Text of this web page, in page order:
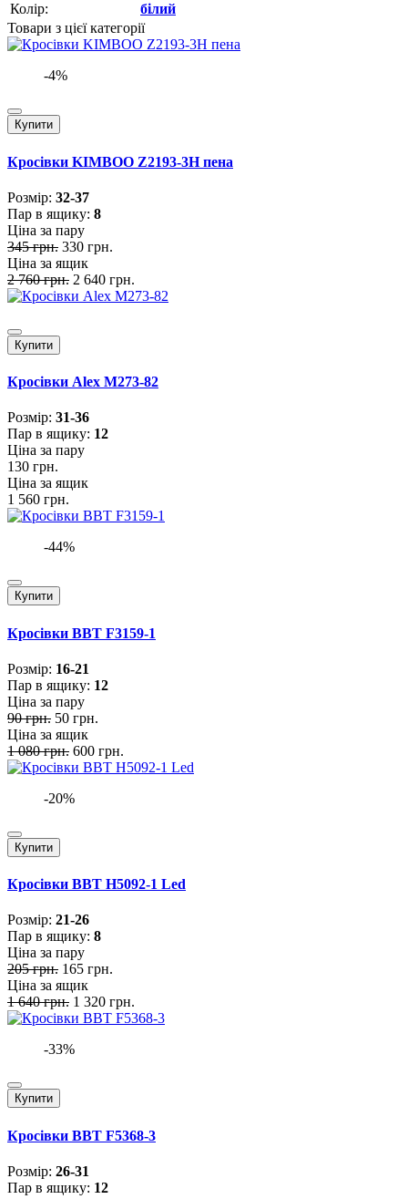
Колір:
білий
Товари з цієї категорії
-4%
Купити
Кросівки KIMBOO Z2193-3H пена
Розмiр: 32-37
Пар в ящику: 8
Ціна за пару
345 грн. 330 грн.
Ціна за ящик
2 760 грн. 2 640 грн.
Купити
Кросівки Alex M273-82
Розмiр: 31-36
Пар в ящику: 12
Ціна за пару
130 грн.
Ціна за ящик
1 560 грн.
-44%
Купити
Кросівки BBT F3159-1
Розмiр: 16-21
Пар в ящику: 12
Ціна за пару
90 грн. 50 грн.
Ціна за ящик
1 080 грн. 600 грн.
-20%
Купити
Кросівки BBT H5092-1 Led
Розмiр: 21-26
Пар в ящику: 8
Ціна за пару
205 грн. 165 грн.
Ціна за ящик
1 640 грн. 1 320 грн.
-33%
Купити
Кросівки BBT F5368-3
Розмiр: 26-31
Пар в ящику: 12